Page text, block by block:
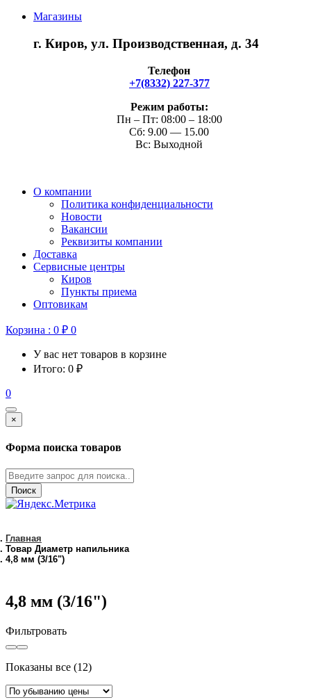
Магазины
г. Киров, ул. Производственная, д. 34
Телефон
+7(8332) 227-377
Режим работы:
Пн – Пт: 08:00 – 18:00
Сб: 9.00 — 15.00
Вс: Выходной
О компании
Политика конфиденциальности
Новости
Вакансии
Реквизиты компании
Доставка
Сервисные центры
Киров
Пункты приема
Оптовикам
Корзина : 0 ₽ 0
У вас нет товаров в корзине
Итого: 0 ₽
0
×
Форма поиска товаров
Поиск
Главная
Товар Диаметр напильника
4,8 мм (3/16")
4,8 мм (3/16")
Фильтровать
Показаны все (12)Цены:
убыванию